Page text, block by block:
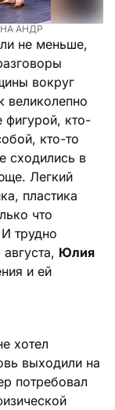
АНДР
не меньше,
вокруг
великолепно
фигурой, кто-
кто-то
сходились в
Легкий
пластика
что
трудно
Юлия
и ей
хотел
выходили на
потребовал